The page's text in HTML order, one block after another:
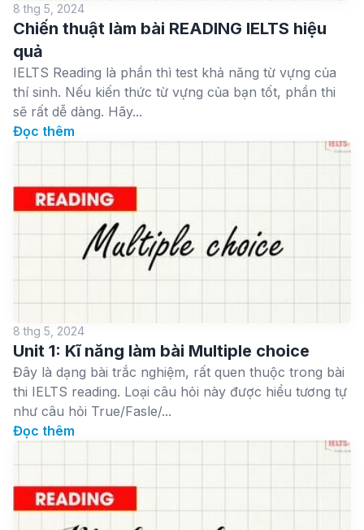
8 thg 5, 2024
Chiến thuật làm bài READING IELTS hiệu
quả
IELTS Reading là phần thì test khả năng từ vựng của
thí sinh. Nếu kiến thức từ vựng của bạn tốt, phần thi
sẽ rất dễ dàng. Hãy...
Đọc thêm
8 thg 5, 2024
Unit 1: Kĩ năng làm bài Multiple choice
Đây là dạng bài trắc nghiệm, rất quen thuộc trong bài
thi IELTS reading. Loại câu hỏi này được hiểu tương tự
như câu hỏi True/Fasle/...
Đọc thêm